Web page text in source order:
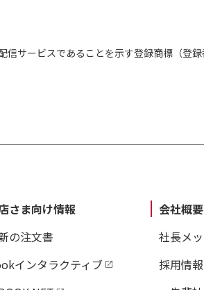
サービスであることを示す登録商標（登録
さま向け情報
の注文書
インタラクティブ
会社概要
社長メ
採用情報